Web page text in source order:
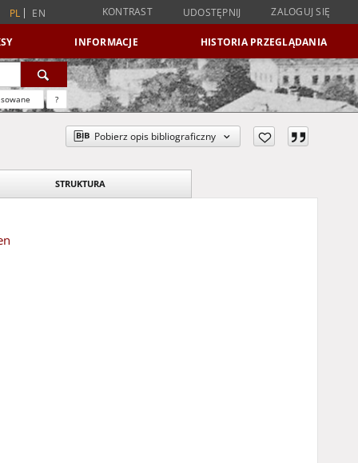
PL EN KONTRAST UDOSTĘPNIJ ZALOGUJ SIĘ
INFORMACJE HISTORIA PRZEGLĄDANIA
?
Pobierz opis bibliograficzny
STRUKTURA